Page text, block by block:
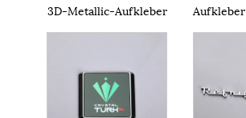
3D-Metallic-Aufkleber